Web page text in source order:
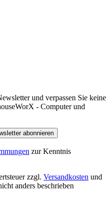
und verpassen Sie keine
- Computer und
abonnieren
zur Kenntnis
zzgl. Versandkosten und
anders beschrieben